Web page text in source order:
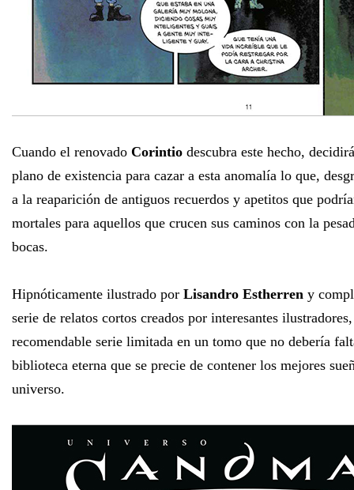
Cuando el renovado Corintio descubra este hecho,
plano de existencia para cazar a esta anomalía lo que,
a la reaparición de antiguos recuerdos y apetitos que
mortales para aquellos que crucen sus caminos con la
bocas.
Hipnóticamente ilustrado por Lisandro Estherren y
serie de relatos cortos creados por interesantes
recomendable serie limitada en un tomo que no debería
biblioteca eterna que se precie de contener los mejores
universo.